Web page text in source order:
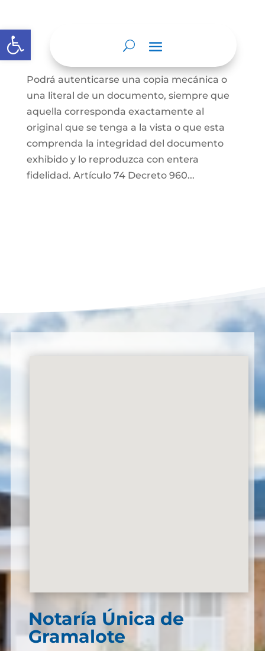
Abrir barra de herramientas
Autenticación de Copias
Podrá autenticarse una copia mecánica o
una literal de un documento, siempre que
aquella corresponda exactamente al
original que se tenga a la vista o que esta
comprenda la integridad del documento
exhibido y lo reproduzca con entera
fidelidad. Artículo 74 Decreto 960...
Notaría Única de
Gramalote